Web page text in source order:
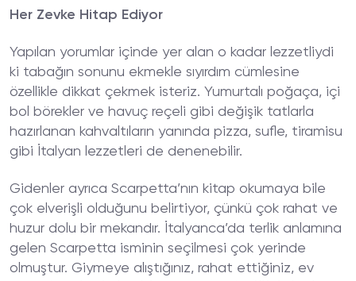
Her Zevke Hitap Ediyor
Yapılan yorumlar içinde yer alan o kadar lezzetliydi
ki tabağın sonunu ekmekle sıyırdım cümlesine
özellikle dikkat çekmek isteriz. Yumurtalı poğaça, içi
bol börekler ve havuç reçeli gibi değişik tatlarla
hazırlanan kahvaltıların yanında pizza, sufle, tiramisu
gibi İtalyan lezzetleri de denenebilir.
Gidenler ayrıca Scarpetta’nın kitap okumaya bile
çok elverişli olduğunu belirtiyor, çünkü çok rahat ve
huzur dolu bir mekandır. İtalyanca’da terlik anlamına
gelen Scarpetta isminin seçilmesi çok yerinde
olmuştur. Giymeye alıştığınız, rahat ettiğiniz, ev